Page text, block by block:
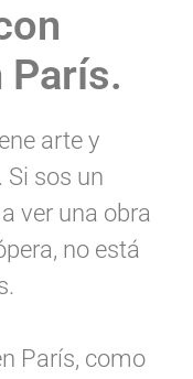
París.
arte y
Si sos un
ver una obra
no está
París, como